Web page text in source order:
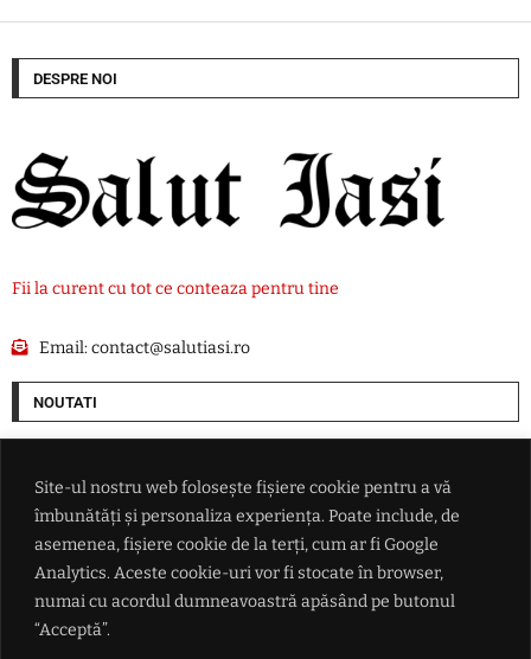
Site-ul nostru web folosește fișiere cookie pentru a vă
îmbunătăți și personaliza experiența. Poate include, de
asemenea, fișiere cookie de la terți, cum ar fi Google
Analytics. Aceste cookie-uri vor fi stocate în browser,
numai cu acordul dumneavoastră apăsând pe butonul
“Acceptă”.
DESPRE NOI
Fii la curent cu tot ce conteaza pentru tine
Email:contact@salutiasi.ro
NOUTATI
'Anunț' de angajare de la Guvern: Se caută profesioniști pentru a
conduce cele mai grele companii din transporturi
VIDEO Cât a plătit o româncă după ce a mers la Urgențe în SUA: 'O sumă
din aia nebună? Exact așa va fi'